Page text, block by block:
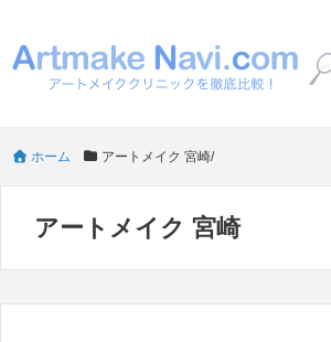
ホーム /
アートメイク 宮崎
アートメイク 宮崎